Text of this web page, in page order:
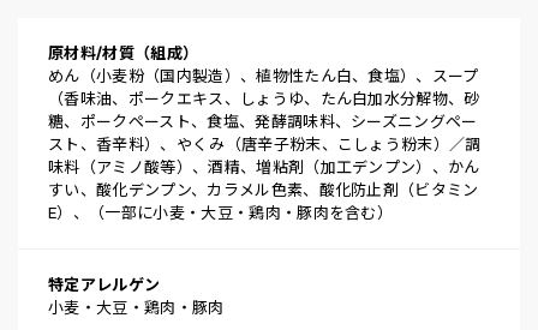
原材料/材質（組成）
めん（小麦粉（国内製造）、植物性たん白、食塩）、スープ
（香味油、ポークエキス、しょうゆ、たん白加水分解物、砂
糖、ポークペースト、食塩、発酵調味料、シーズニングペー
スト、香辛料）、やくみ（唐辛子粉末、こしょう粉末）／調
味料（アミノ酸等）、酒精、増粘剤（加工デンプン）、かん
すい、酸化デンプン、カラメル色素、酸化防止剤（ビタミン
E）、（一部に小麦・大豆・鶏肉・豚肉を含む）
特定アレルゲン
小麦・大豆・鶏肉・豚肉